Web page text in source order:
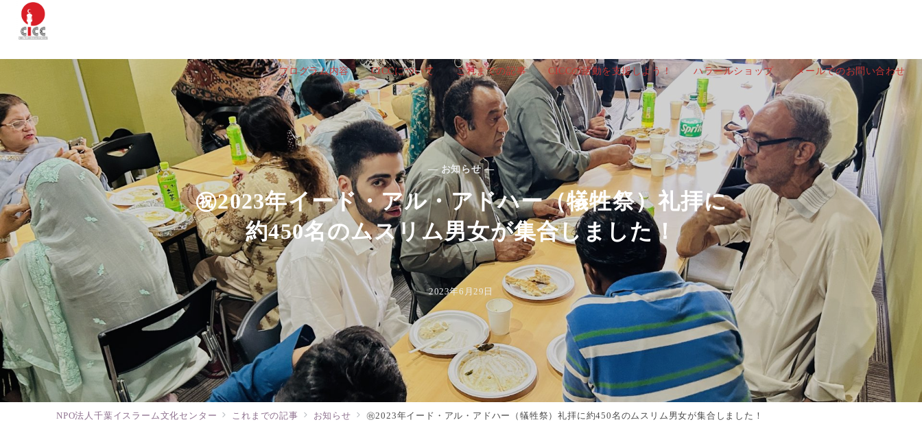
プログラム内容 CICCについて これまでの記事 CICCの活動を支援しよう！ ハラールショップ メールでのお問い合わせ
— お知らせ —
㊗️2023年イード・アル・アドハー（犠牲祭）礼拝に
約450名のムスリム男女が集合しました！
2023年6月29日
NPO法人千葉イスラーム文化センター これまでの記事 お知らせ ㊗️2023年イード・アル・アドハー（犠牲祭）礼拝に約450名のムスリム男女が集合しました！